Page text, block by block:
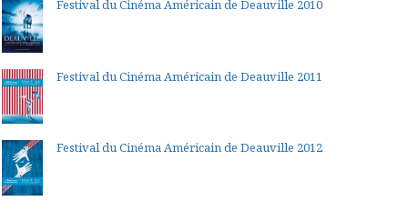
Festival du Cinéma Américain de Deauville 2010
Festival du Cinéma Américain de Deauville 2011
Festival du Cinéma Américain de Deauville 2012